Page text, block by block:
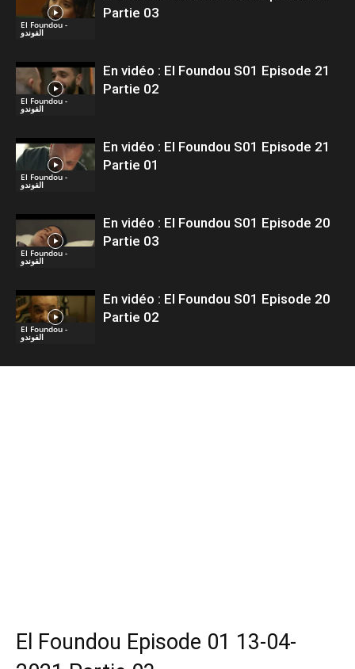
El Foundou -
الفوندو
Partie 03
El Foundou -
الفوندو
En vidéo : El Foundou S01 Episode 21
Partie 02
El Foundou -
الفوندو
En vidéo : El Foundou S01 Episode 21
Partie 01
El Foundou -
الفوندو
En vidéo : El Foundou S01 Episode 20
Partie 03
El Foundou -
الفوندو
En vidéo : El Foundou S01 Episode 20
Partie 02
El Foundou Episode 01 13-04-